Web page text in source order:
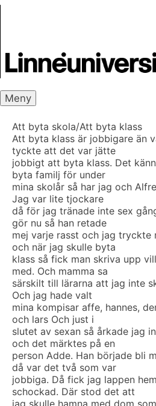
Meny
Att byta skola/Att byta klass
Att byta klass är jobbigare än
tyckte att det var jätte
jobbigt att byta klass. Det
byta familj för under
mina skolår så har jag och
Jag var lite tjockare
då för jag tränade inte sex
gör nu så han retade
mej varje rasst och jag tryckte
och när jag skulle byta
klass så fick man skriva upp
med. Och mamma sa
särskilt till lärarna att jag inte
Och jag hade valt
mina kompisar affe, hannes,
och lars Och just i
slutet av sexan så årkade jag
och det märktes på en
person Adde. Han började bli
då var det två som var
jobbiga. Då fick jag lappen
schockad. Där stod det att
jag skulle hamna med dom